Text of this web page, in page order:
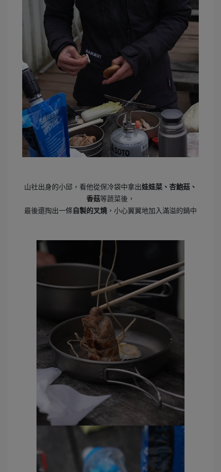
山社出身的小邱，看他從保冷袋中拿出娃娃菜、杏鮑菇、
香菇等蔬菜後，
最後還掏出一條 自製的叉燒 ，小心翼翼地加入滿溢的鍋中